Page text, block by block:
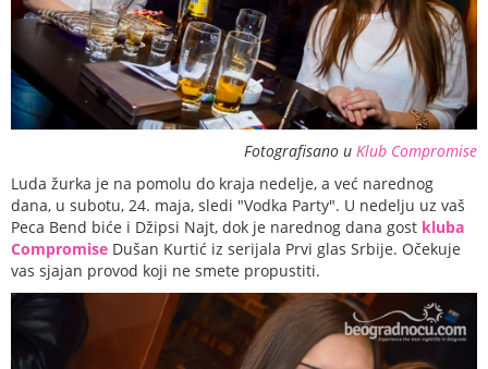
Fotografisano u Klub Compromise
Luda žurka je na pomolu do kraja nedelje, a već narednog
dana, u subotu, 24. maja, sledi "Vodka Party". U nedelju uz vaš
Peca Bend biće i Džipsi Najt, dok je narednog dana gost kluba
Compromise Dušan Kurtić iz serijala Prvi glas Srbije. Očekuje
vas sjajan provod koji ne smete propustiti.